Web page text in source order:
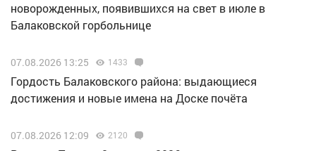
новорожденных, появившихся на свет в июле в
Балаковской горбольнице
07.08.2026 13:25 1433
Гордость Балаковского района: выдающиеся
достижения и новые имена на Доске почёта
07.08.2026 12:09 2120